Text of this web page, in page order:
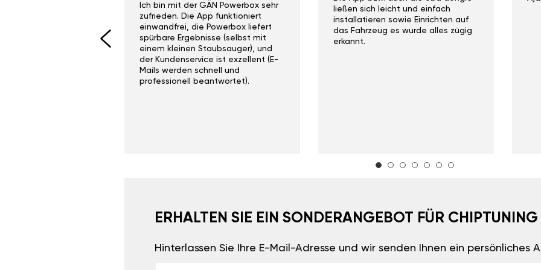
Ich bin mit der GÄN Powerbox sehr
zufrieden. Die App funktioniert
einwandfrei, die Powerbox liefert
spürbare Ergebnisse (selbst mit
einem kleinen Staubsauger), und
der Kundenservice ist exzellent (E-
Mails werden schnell und
professionell beantwortet).
ließen sich leicht und einfach
installatieren sowie Einrichten auf
das Fahrzeug es wurde alles zügig
erkannt.
ERHALTEN SIE EIN SONDERANGEBOT FÜR CHIPTUNING
Hinterlassen Sie Ihre E-Mail-Adresse und wir senden Ihnen ein persönliches